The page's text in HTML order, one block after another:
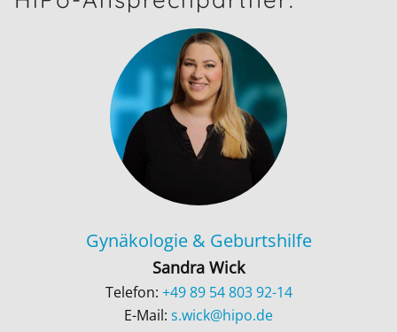
Gynäkologie & Geburtshilfe
Sandra Wick
Telefon: +49 89 54 803 92-14
E-Mail: s.wick@hipo.de